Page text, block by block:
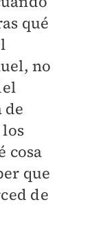
qué
no
cosa
que
de